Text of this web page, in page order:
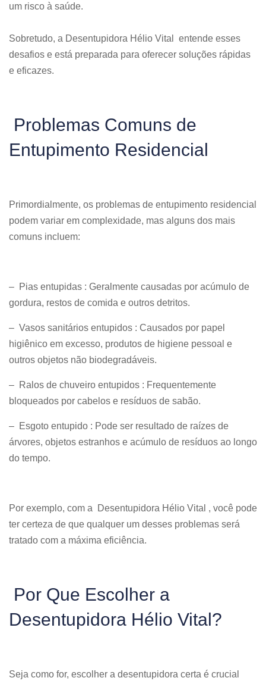
um risco à saúde.
Sobretudo, a Desentupidora Hélio Vital entende esses
desafios e está preparada para oferecer soluções rápidas
e eficazes.
Problemas Comuns de
Entupimento Residencial
Primordialmente, os problemas de entupimento residencial
podem variar em complexidade, mas alguns dos mais
comuns incluem:
– Pias entupidas : Geralmente causadas por acúmulo de
gordura, restos de comida e outros detritos.
– Vasos sanitários entupidos : Causados por papel
higiênico em excesso, produtos de higiene pessoal e
outros objetos não biodegradáveis.
– Ralos de chuveiro entupidos : Frequentemente
bloqueados por cabelos e resíduos de sabão.
– Esgoto entupido : Pode ser resultado de raízes de
árvores, objetos estranhos e acúmulo de resíduos ao longo
do tempo.
Por exemplo, com a Desentupidora Hélio Vital , você pode
ter certeza de que qualquer um desses problemas será
tratado com a máxima eficiência.
Por Que Escolher a
Desentupidora Hélio Vital?
Seja como for, escolher a desentupidora certa é crucial